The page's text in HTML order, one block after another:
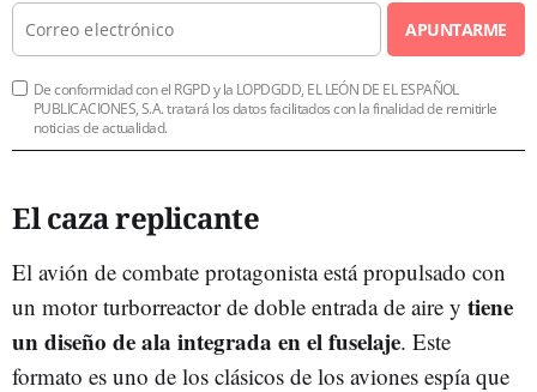
APUNTARME
De conformidad con el RGPD y la LOPDGDD, EL LEÓN DE EL ESPAÑOL
PUBLICACIONES, S.A. tratará los datos facilitados con la finalidad de remitirle
noticias de actualidad.
El caza replicante
El avión de combate protagonista está propulsado con
un motor turborreactor de doble entrada de aire y tiene
un diseño de ala integrada en el fuselaje. Este
formato es uno de los clásicos de los aviones espía que